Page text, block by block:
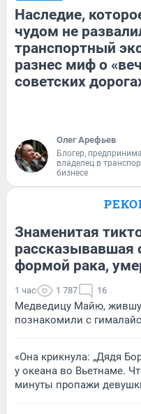
Наследие,
чудом не
транспортный
разнес миф о
советских
Олег Арефьев
Блогер,
владелец в
бизнесе
Знаменитая
рассказывавшая
формой рака,
1 час 1 787 16
Медведицу Майю,
познакомили с
«Она крикнула: „Дядя
у океана во Вьетнаме.
минуты пропажи